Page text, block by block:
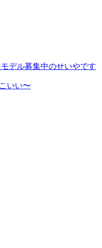
デル募集中のせいやです
いい〜